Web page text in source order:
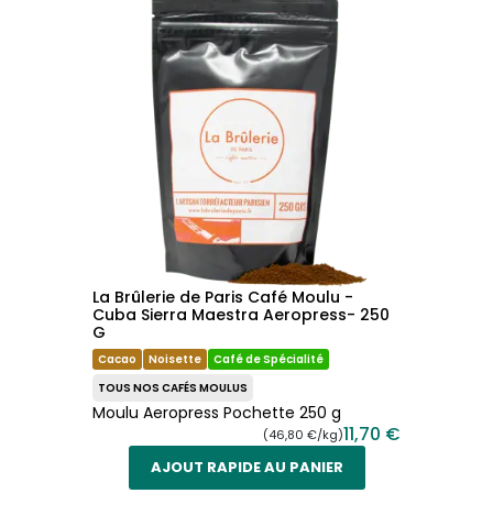
La Brûlerie de Paris Café Moulu -
Cuba Sierra Maestra Aeropress- 250
G
Cacao Noisette
Café de Spécialité
TOUS NOS CAFÉS MOULUS
Moulu Aeropress Pochette 250 g
(46,80 €/kg)11,70 €
AJOUT RAPIDE AU PANIER